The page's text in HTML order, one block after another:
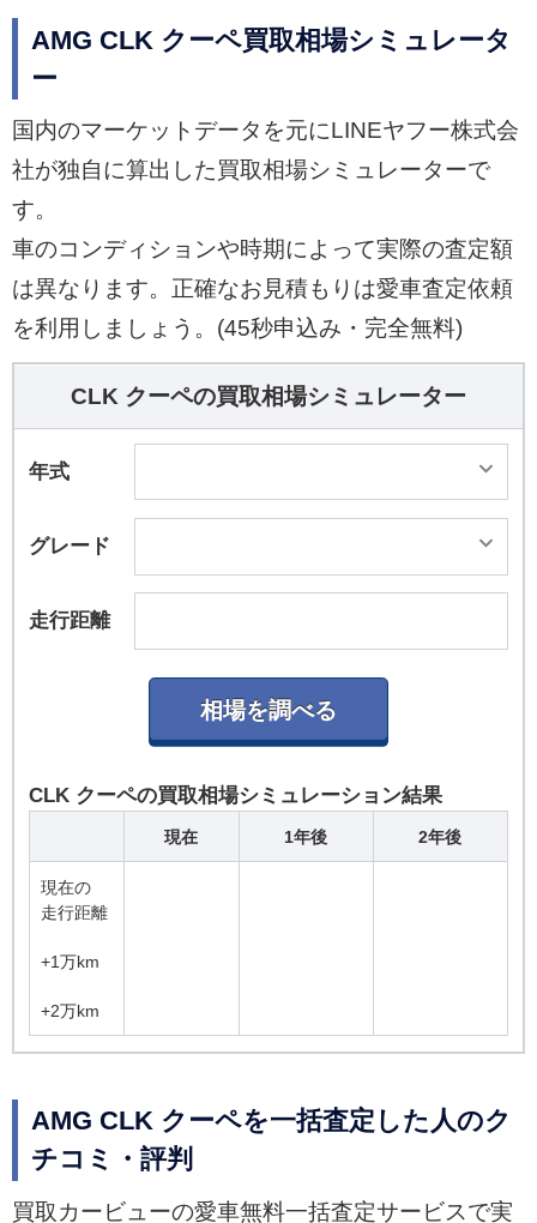
AMG CLK クーペ買取相場シミュレータ
ー
国内のマーケットデータを元にLINEヤフー株式会
社が独自に算出した買取相場シミュレーターで
す。
車のコンディションや時期によって実際の査定額
は異なります。正確なお見積もりは愛車査定依頼
を利用しましょう。(45秒申込み・完全無料)
CLK クーペの買取相場シミュレーター
年式
グレード
走行距離
CLK クーペの買取相場シミュレーション結果
現在 1年後 2年後
現在の
走行距離
+1万km
+2万km
AMG CLK クーペを一括査定した人のク
チコミ・評判
買取カービューの愛車無料一括査定サービスで実